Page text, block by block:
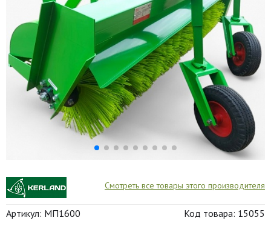
Смотреть все товары этого производителя
Артикул: МП1600 Код товара: 15055